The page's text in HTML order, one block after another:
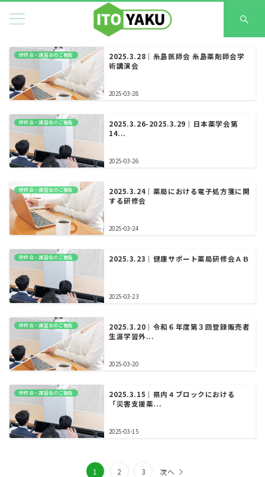
研修会・講習会のご報告
2025.3.28｜糸島医師会 糸島薬剤師会学
術講演会
2025-03-28
研修会・講習会のご報告
2025.3.26-2025.3.29｜日本薬学会第
14...
2025-03-26
研修会・講習会のご報告
2025.3.24｜薬局における電子処方箋に関
する研修会
2025-03-24
研修会・講習会のご報告 2025.3.23｜健康サポート薬局研修会ＡＢ
2025-03-23
研修会・講習会のご報告
2025.3.20｜令和６年度第３回登録販売者
生涯学習外...
2025-03-20
研修会・講習会のご報告
2025.3.15｜県内４ブロックにおける
「災害支援薬...
2025-03-15
1 2 3 次へ